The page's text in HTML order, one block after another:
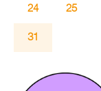
24 25
31